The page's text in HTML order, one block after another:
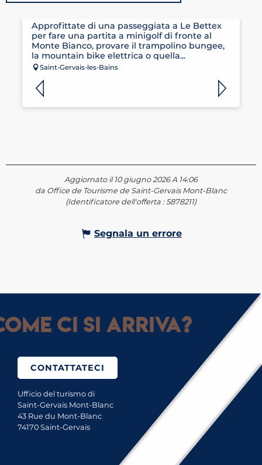
Approfittate di una passeggiata a Le Bettex
per fare una partita a minigolf di fronte al
Monte Bianco, provare il trampolino bungee,
la mountain bike elettrica o quella...
Saint-Gervais-les-Bains
Aggiornato il 10 giugno 2026 A 14:06
da Office de Tourisme de Saint-Gervais Mont-Blanc
(Identificatore dell'offerta :5878211)
Segnala un errore
ci si arriva?
CONTATTATECI
Ufficio del turismo di
Saint-Gervais Mont-Blanc
43 Rue du Mont-Blanc
74170 Saint-Gervais